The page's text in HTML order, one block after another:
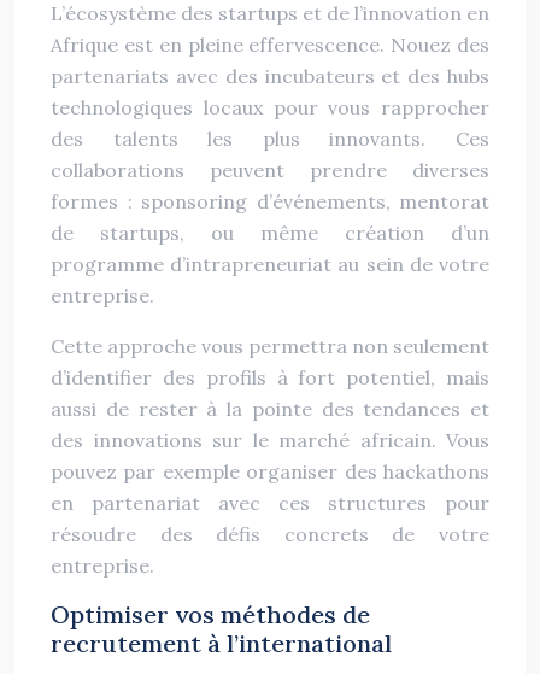
L’écosystème des startups et de l’innovation en
Afrique est en pleine effervescence. Nouez des
partenariats avec des incubateurs et des hubs
technologiques locaux pour vous rapprocher
des talents les plus innovants. Ces
collaborations peuvent prendre diverses
formes : sponsoring d’événements, mentorat
de startups, ou même création d’un
programme d’intrapreneuriat au sein de votre
entreprise.
Cette approche vous permettra non seulement
d’identifier des profils à fort potentiel, mais
aussi de rester à la pointe des tendances et
des innovations sur le marché africain. Vous
pouvez par exemple organiser des hackathons
en partenariat avec ces structures pour
résoudre des défis concrets de votre
entreprise.
Optimiser vos méthodes de
recrutement à l’international